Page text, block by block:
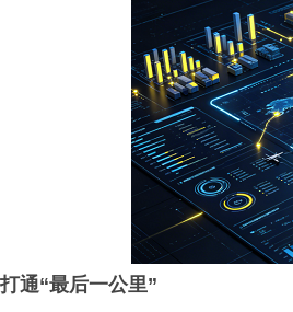
打通“最后一公里”